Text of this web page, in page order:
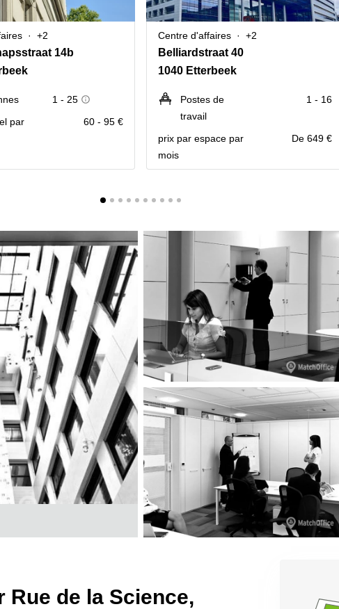
+2
14b
1 - 25
par
60 - 95 €
Centre d'affaires +2
Belliardstraat 40
1040 Etterbeek
Postes de
travail
1 - 16
prix par espace par
mois
De 649 €
de la Science,